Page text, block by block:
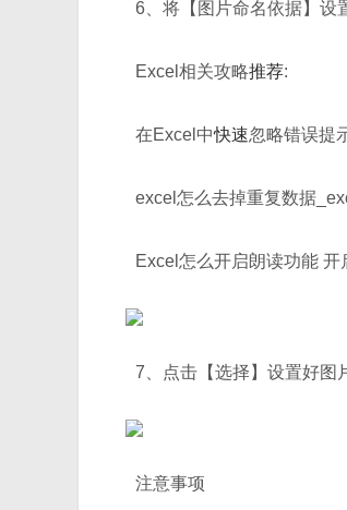
6、将【图片命名依据】设
Excel相关攻略推荐:
在Excel中快速忽略错误提
excel怎么去掉重复数据
Excel怎么开启朗读功能
7、点击【选择】设置好图
注意事项